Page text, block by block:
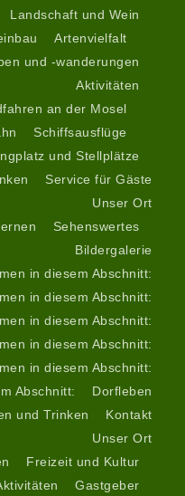
Landschaft und Wein
Artenvielfalt
und -wanderungen
Aktivitäten
an der Mosel
Schiffsausflüge
und Stellplätze
Service für Gäste
Unser Ort
Sehenswertes
Bildergalerie
in diesem Abschnitt:
in diesem Abschnitt:
in diesem Abschnitt:
in diesem Abschnitt:
in diesem Abschnitt:
Abschnitt:
Dorfleben
und Trinken
Kontakt
Unser Ort
Freizeit und Kultur
Gastgeber